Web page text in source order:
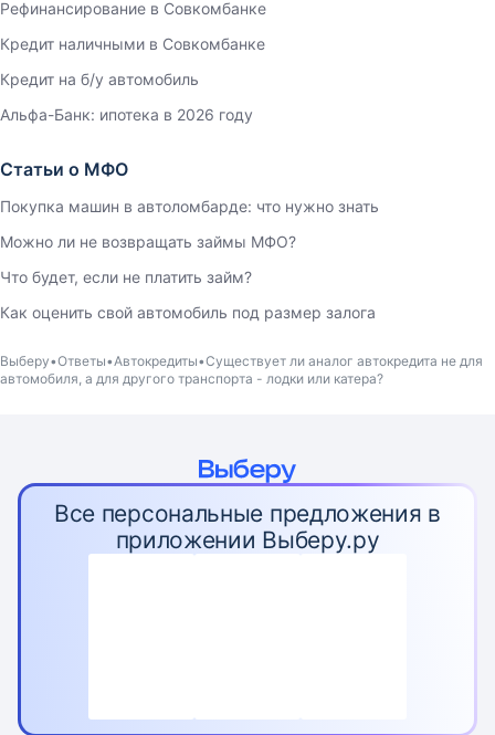
Рефинансирование в Совкомбанке
Кредит наличными в Совкомбанке
Кредит на б/у автомобиль
Альфа-Банк: ипотека в 2026 году
Статьи о МФО
Покупка машин в автоломбарде: что нужно знать
Можно ли не возвращать займы МФО?
Что будет, если не платить займ?
Как оценить свой автомобиль под размер залога
Выберу Ответы Автокредиты Существует ли аналог автокредита не для
автомобиля, а для другого транспорта - лодки или катера?
Все персональные предложения в
приложении Выберу.ру